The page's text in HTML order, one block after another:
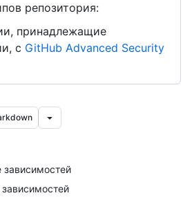
репозитория:
принадлежащие
с GitHub Advanced Security